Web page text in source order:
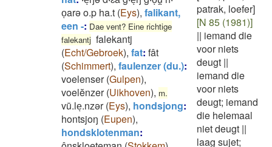
oͅarə o.p ha.t (Eys), falikant,
een -: Dae vent? Eine richtige
falekantj falekantj
(Echt/Gebroek), fat: fât
(Schimmert), faulenzer (du.):
voelenser(Gulpen),
voelĕnzer(Uikhoven), m.
vū.leͅ.nzər(Eys), hondsjong:
hontsjoŋ (Eupen),
hondsklotenman:
patrak, loefer]
[N 85 (1981)]
|| iemand die
voor niets
deugt ||
iemand die
voor niets
deugt; iemand
die helemaal
niet deugt ||
laag sujet;